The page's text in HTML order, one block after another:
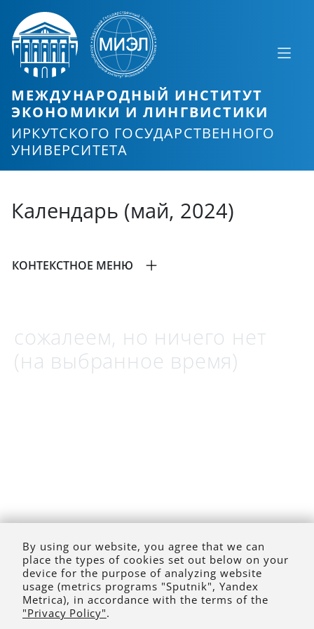
МЕЖДУНАРОДНЫЙ ИНСТИТУТ
ЭКОНОМИКИ И ЛИНГВИСТИКИ
ИРКУТСКОГО ГОСУДАРСТВЕННОГО
УНИВЕРСИТЕТА
Календарь (май, 2024)
КОНТЕКСТНОЕ МЕНЮ
сожалеем, но ничего нет
(на выбранное время)
By using our website, you agree that we can
place the types of cookies set out below on your
device for the purpose of analyzing website
usage (metrics programs "Sputnik", Yandex
Metrica), in accordance with the terms of the
"Privacy Policy".